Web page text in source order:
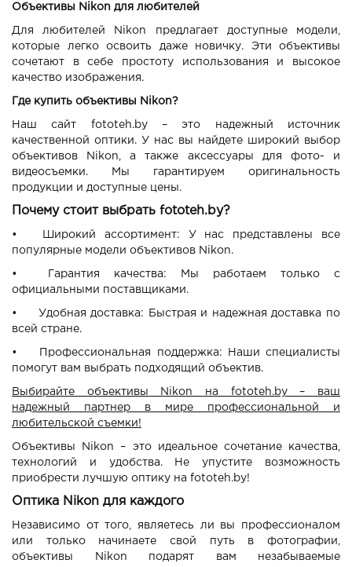
Объективы Nikon для любителей
Для любителей Nikon предлагает доступные модели,
которые легко освоить даже новичку. Эти объективы
сочетают в себе простоту использования и высокое
качество изображения.
Где купить объективы Nikon?
Наш сайт fototeh.by – это надежный источник
качественной оптики. У нас вы найдете широкий выбор
объективов Nikon, а также аксессуары для фото- и
видеосъемки. Мы гарантируем оригинальность
продукции и доступные цены.
Почему стоит выбрать fototeh.by?
•
Широкий ассортимент: У нас представлены все
популярные модели объективов Nikon.
•
Гарантия качества: Мы работаем только с
официальными поставщиками.
•
Удобная доставка: Быстрая и надежная доставка по
всей стране.
•
Профессиональная поддержка: Наши специалисты
помогут вам выбрать подходящий объектив.
Выбирайте объективы Nikon на fototeh.by – ваш
надежный партнер в мире профессиональной и
любительской съемки!
Объективы Nikon – это идеальное сочетание качества,
технологий и удобства. Не упустите возможность
приобрести лучшую оптику на fototeh.by!
Оптика Nikon для каждого
Независимо от того, являетесь ли вы профессионалом
или только начинаете свой путь в фотографии,
объективы Nikon подарят вам незабываемые